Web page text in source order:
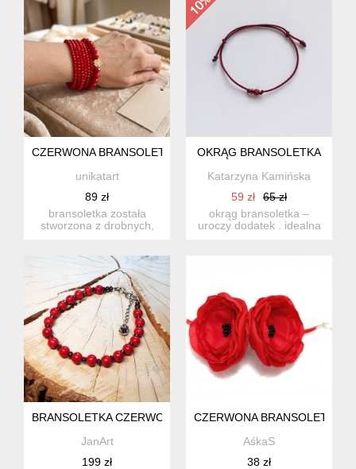
CZERWONA BRANSOLETKA WIELORZĘDOWA Z
unikatart
89 zł
bransoletka została
stworzona z drobnych,
OKRĄG BRANSOLETKA
Katarzyna Kamińska
59 zł
65 zł
okrąg bransoletka –
uroczy dodatek . idealna
BRANSOLETKA CZERWONY JADEIT BS21
JanArt
199 zł
CZERWONA BRANSOLETKA Z
AśkaS
38 zł